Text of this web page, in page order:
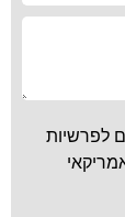
– מידה 28 – עם מקום לפרשיות